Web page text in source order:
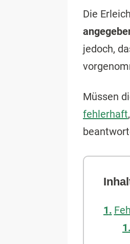
Die
jedoch,
Müssen
fehlerhaft